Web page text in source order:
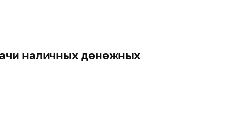
наличных денежных